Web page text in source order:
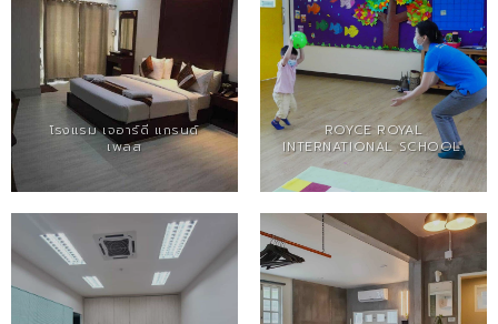
โรงแรม เจอาร์ดี แกรนด์
เพลส
ROYCE ROYAL
INTERNATIONAL SCHOOL.